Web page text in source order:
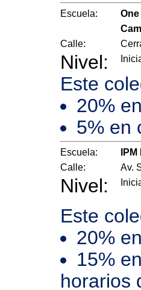
Escuela:
One
Calle:
Nivel:
Este
20%
5% en
Escuela:
Calle:
Av.
Nivel:
Este
20%
15%
horarios